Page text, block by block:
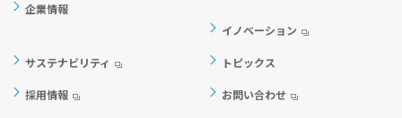
企業情報
イノベーション
サステナビリティ トピックス
採用情報 お問い合わせ